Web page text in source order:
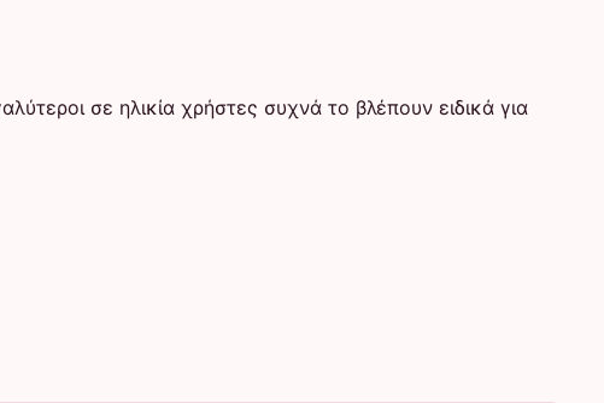
σε ηλικία χρήστες συχνά το βλέπουν ειδικά για